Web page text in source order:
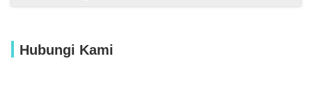
Hubungi Kami